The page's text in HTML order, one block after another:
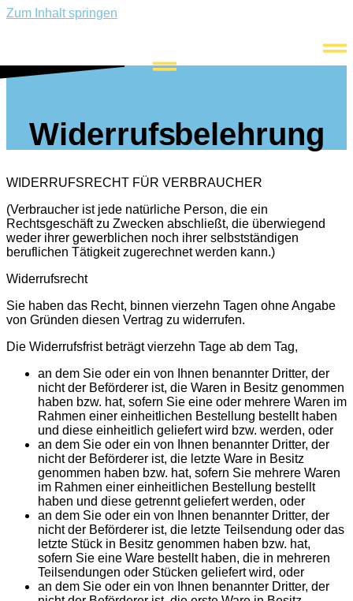
Zum Inhalt springen
Widerrufs ­ belehrung
WIDERRUFSRECHT FÜR VERBRAUCHER
(Verbraucher ist jede natürliche Person, die ein
Rechtsgeschäft zu Zwecken abschließt, die überwiegend
weder ihrer gewerblichen noch ihrer selbstständigen
beruflichen Tätigkeit zugerechnet werden kann.)
Widerrufsrecht
Sie haben das Recht, binnen vierzehn Tagen ohne Angabe
von Gründen diesen Vertrag zu widerrufen.
Die Widerrufsfrist beträgt vierzehn Tage ab dem Tag,
an dem Sie oder ein von Ihnen benannter Dritter, der
nicht der Beförderer ist, die Waren in Besitz genommen
haben bzw. hat, sofern Sie eine oder mehrere Waren im
Rahmen einer einheitlichen Bestellung bestellt haben
und diese einheitlich geliefert wird bzw. werden, oder
an dem Sie oder ein von Ihnen benannter Dritter, der
nicht der Beförderer ist, die letzte Ware in Besitz
genommen haben bzw. hat, sofern Sie mehrere Waren
im Rahmen einer einheitlichen Bestellung bestellt
haben und diese getrennt geliefert werden, oder
an dem Sie oder ein von Ihnen benannter Dritter, der
nicht der Beförderer ist, die letzte Teilsendung oder das
letzte Stück in Besitz genommen haben bzw. hat,
sofern Sie eine Ware bestellt haben, die in mehreren
Teilsendungen oder Stücken geliefert wird, oder
an dem Sie oder ein von Ihnen benannter Dritter, der